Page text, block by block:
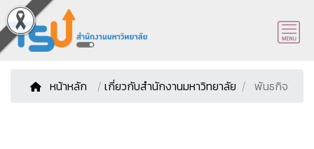
หน้าหลัก / เกี่ยวกับสำนักงานมหาวิทยาลัย พันธกิจ